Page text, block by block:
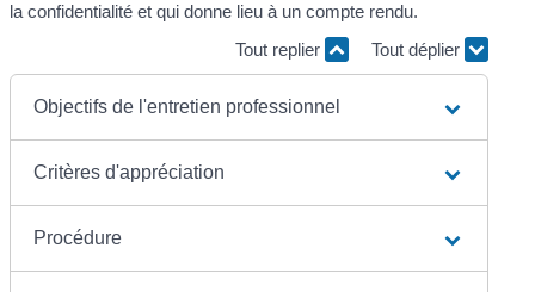
la confidentialité et qui donne lieu à un compte rendu.
Tout replier
Tout déplier
Objectifs de l'entretien professionnel
Critères d'appréciation
Procédure